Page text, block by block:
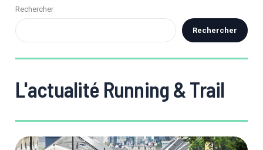
Rechercher
Rechercher
L'actualité Running & Trail